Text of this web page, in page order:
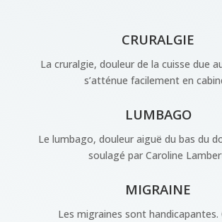
CRURALGIE
La cruralgie, douleur de la cuisse due
s’atténue facilement en
LUMBAGO
Le lumbago, douleur aiguë du bas du
soulagé par Caroline
MIGRAINE
Les migraines sont handicapantes.